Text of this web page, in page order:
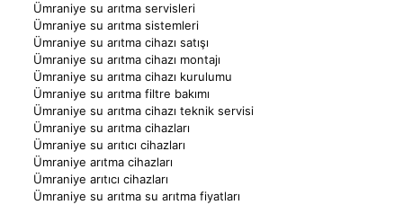
Ümraniye su arıtma servisleri
Ümraniye su arıtma sistemleri
Ümraniye su arıtma cihazı satışı
Ümraniye su arıtma cihazı montajı
Ümraniye su arıtma cihazı kurulumu
Ümraniye su arıtma filtre bakımı
Ümraniye su arıtma cihazı teknik servisi
Ümraniye su arıtma cihazları
Ümraniye su arıtıcı cihazları
Ümraniye arıtma cihazları
Ümraniye arıtıcı cihazları
Ümraniye su arıtma su arıtma fiyatları